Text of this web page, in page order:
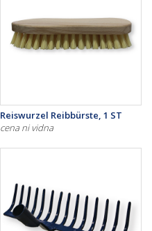
Reiswurzel Reibbürste, 1 ST
cena ni vidna